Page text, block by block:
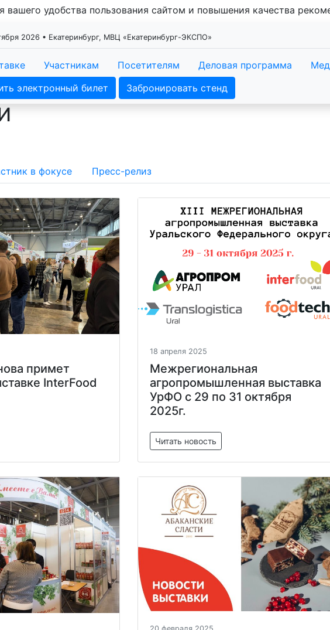
удобства пользования сайтом и повышения качества
2026 • Екатеринбург, МВЦ «Екатеринбург-ЭКСПО»
Участникам Посетителям Деловая программа
электронный билет
Забронировать стенд
в фокусе Пресс-релиз
примет
InterFood
18 апреля 2025
Межрегиональная
агропромышленная выставка
УрФО с 29 по 31 октября
2025г.
Читать новость